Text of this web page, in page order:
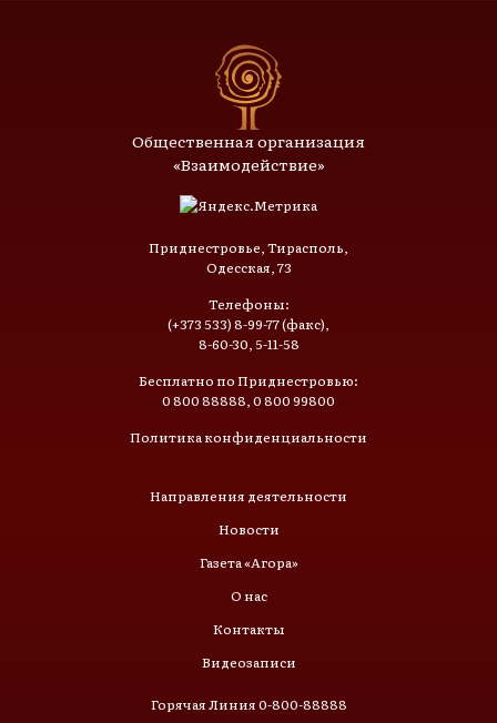
Общественная организация
«Взаимодействие»
Приднестровье, Тирасполь,
Одесская, 73
Телефоны:
(+373 533) 8-99-77 (факс),
8-60-30, 5-11-58
Бесплатно по Приднестровью:
0 800 88888, 0 800 99800
Политика конфиденциальности
Направления деятельности
Новости
Газета «Агора»
О нас
Контакты
Видеозаписи
Горячая Линия 0-800-88888